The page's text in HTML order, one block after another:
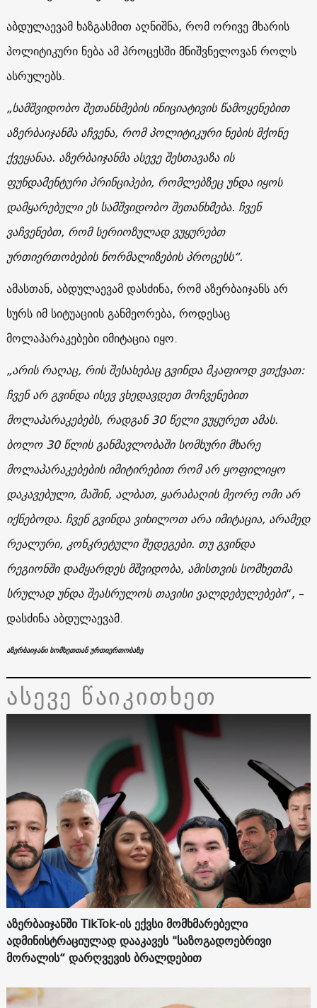
აბდულაევამ ხაზგასმით აღნიშნა, რომ ორივე მხარის
პოლიტიკური ნება ამ პროცესში მნიშვნელოვან როლს
ასრულებს.
„სამშვიდობო შეთანხმების ინიციატივის წამოყენებით
აზერბაიჯანმა აჩვენა, რომ პოლიტიკური ნების მქონე
ქვეყანაა. აზერბაიჯანმა ასევე შესთავაზა ის
ფუნდამენტური პრინციპები, რომლებზეც უნდა იყოს
დამყარებული ეს სამშვიდობო შეთანხმება. ჩვენ
ვაჩვენებთ, რომ სერიოზულად ვუყურებთ
ურთიერთობების ნორმალიზების პროცესს“.
ამასთან, აბდულაევამ დასძინა, რომ აზერბაიჯანს არ
სურს იმ სიტუაციის განმეორება, როდესაც
მოლაპარაკებები იმიტაცია იყო.
„არის რაღაც, რის შესახებაც გვინდა მკაფიოდ ვთქვათ:
ჩვენ არ გვინდა ისევ ვხედავდეთ მოჩვენებით
მოლაპარაკებებს, რადგან 30 წელი ვუყურეთ ამას.
ბოლო 30 წლის განმავლობაშისომხური მხარე
მოლაპარაკებების იმიტირებითრომ არ ყოფილიყო
დაკავებული, მაშინ, ალბათ, ყარაბაღისმეორე ომი არ
იქნებოდა. ჩვენ გვინდა ვიხილოთ არა იმიტაცია, არამედ
რეალური, კონკრეტული შედეგები. თუ გვინდა
რეგიონში დამყარდეს მშვიდობა, ამისთვის სომხეთმა
სრულად უნდა შეასრულოს თავისი ვალდებულებები“, –
დასძინა აბდულაევამ.
აზერბაიჯანი სომხეთთან ურთიერთობაზე
ასევე წაიკითხეთ
აზერბაიჯანში TikTok-ის ექვსი მომხმარებელი
ადმინისტრაციულად დააკავეს "საზოგადოებრივი
მორალის“ დარღვევის ბრალდებით